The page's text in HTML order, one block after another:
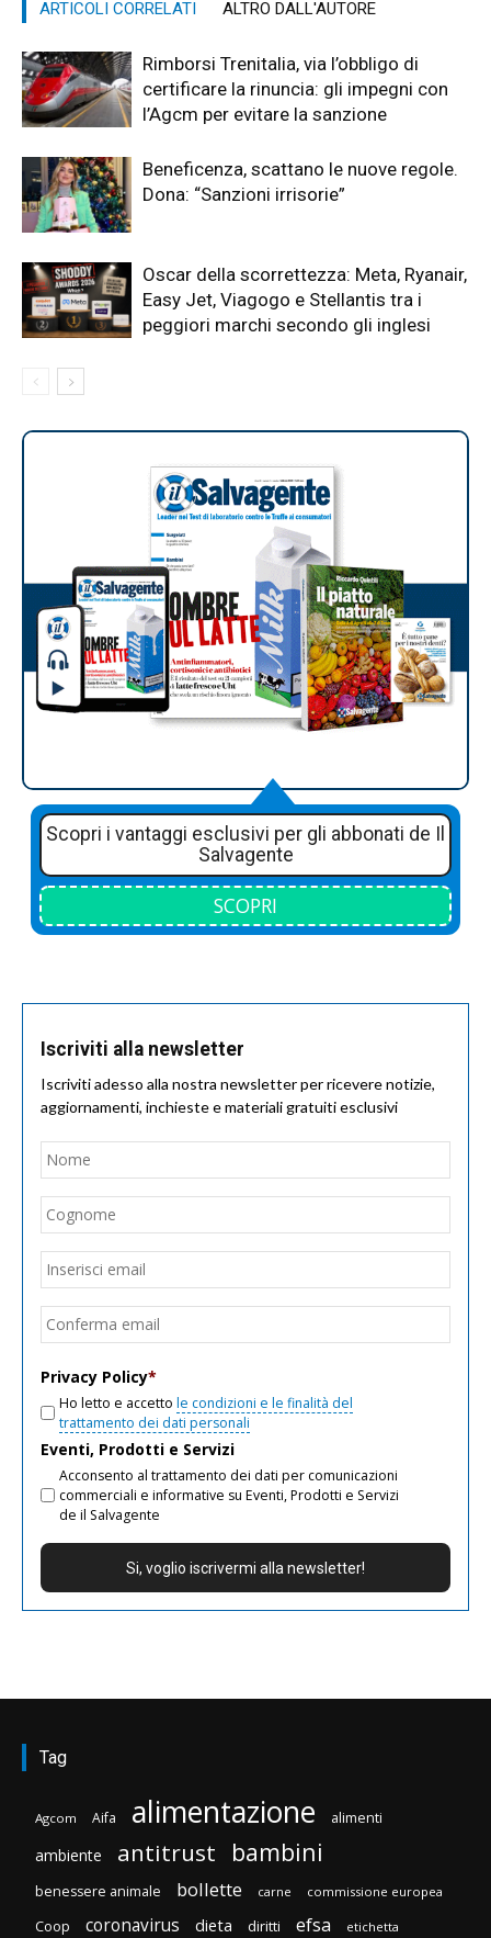
ARTICOLI CORRELATI ALTRO DALL'AUTORE
Rimborsi Trenitalia, via l’obbligo di
certificare la rinuncia: gli impegni con
l’Agcm per evitare la sanzione
Beneficenza, scattano le nuove regole.
Dona: “Sanzioni irrisorie”
Oscar della scorrettezza: Meta, Ryanair,
Easy Jet, Viagogo e Stellantis tra i
peggiori marchi secondo gli inglesi
Scopri i vantaggi esclusivi per gli abbonati de Il
Salvagente
SCOPRI
Iscriviti alla newsletter
Iscriviti adesso alla nostra newsletter per ricevere notizie,
aggiornamenti, inchieste e materiali gratuiti esclusivi
Nome
Email
Privacy Policy*
Ho letto e accetto le condizioni e le finalità del
trattamento dei dati personali
Eventi, Prodotti e Servizi
Acconsento al trattamento dei dati per comunicazioni
commerciali e informative su Eventi, Prodotti e Servizi
de il Salvagente
Tag
Agcom Aifa alimentazione alimenti
ambiente antitrust bambini
benessere animale bollette carne commissione europea
Coop coronavirus dieta diritti efsa etichetta